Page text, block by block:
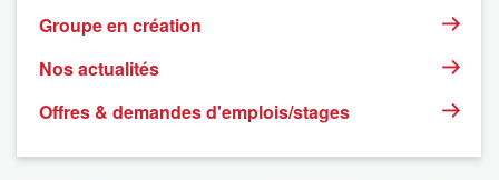
Groupe en création
Nos actualités
Offres & demandes d'emplois/stages